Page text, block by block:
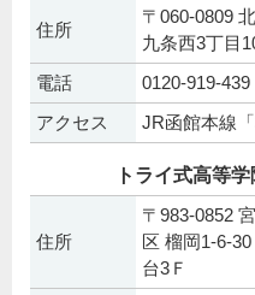
住所
〒060-0809
九条西3丁目
電話
0120-919-439
アクセス
JR函館本線
トライ式高等
住所
〒983-0852
区 榴岡1-6-
台3Ｆ